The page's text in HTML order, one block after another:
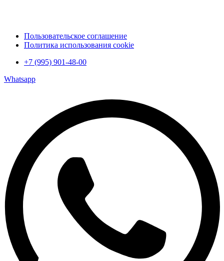
Пользовательское соглашение
Политика использования cookie
+7 (995) 901-48-00
Whatsapp